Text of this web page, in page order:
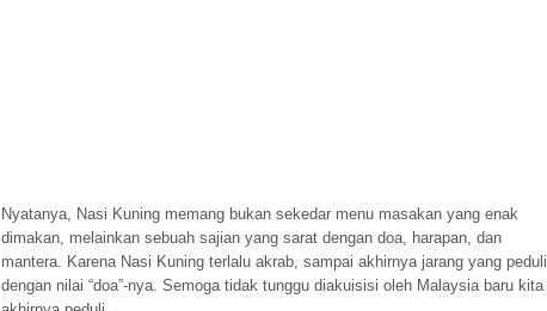
Nyatanya, Nasi Kuning memang bukan sekedar menu masakan yang enak
dimakan, melainkan sebuah sajian yang sarat dengan doa, harapan, dan
mantera. Karena Nasi Kuning terlalu akrab, sampai akhirnya jarang yang peduli
dengan nilai “doa”-nya. Semoga tidak tunggu diakuisisi oleh Malaysia baru kita